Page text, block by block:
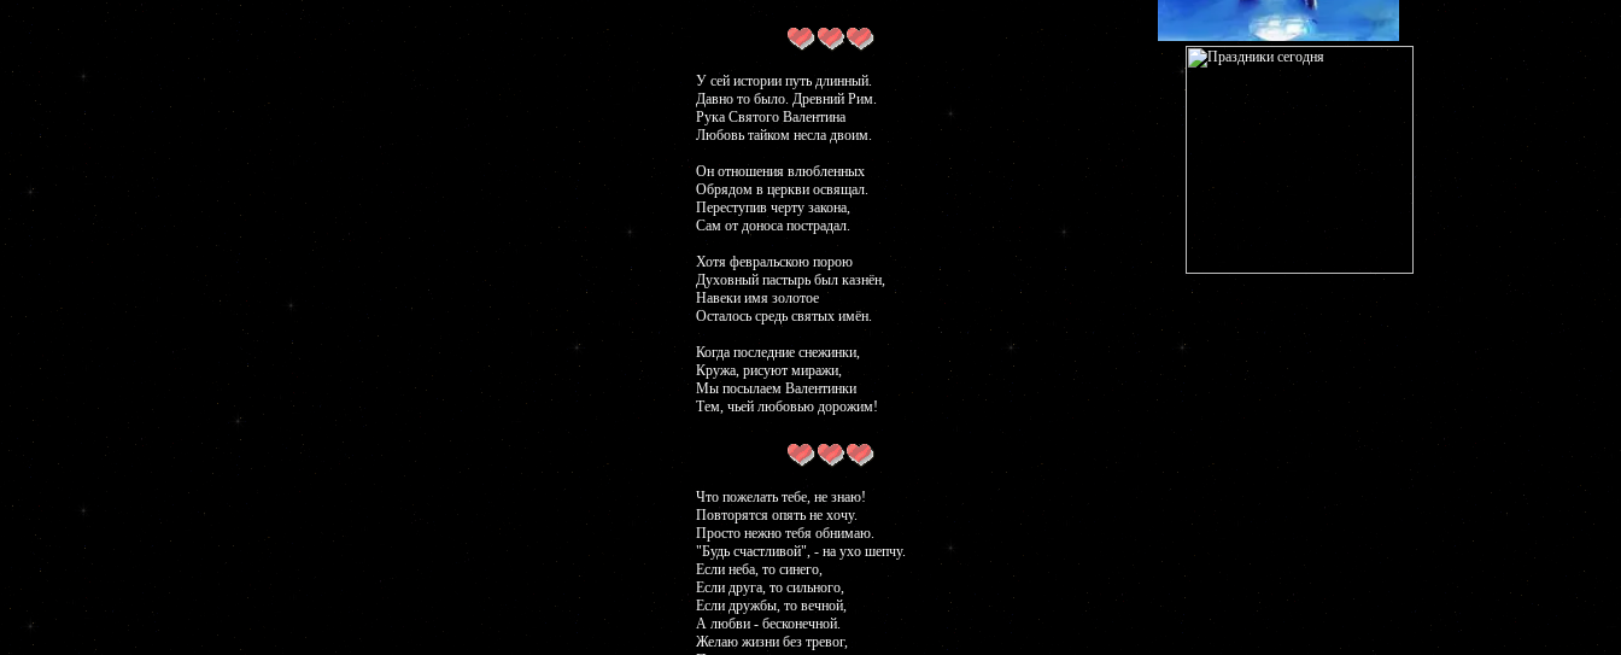
У сей истории путь длинный.
Давно то было. Древний Рим.
Рука Святого Валентина
Любовь тайком несла двоим.
Он отношения влюбленных
Обрядом в церкви освящал.
Переступив черту закона,
Сам от доноса пострадал.
Хотя февральскою порою
Духовный пастырь был казнён,
Навеки имя золотое
Осталось средь святых имён.
Когда последние снежинки,
Кружа, рисуют миражи,
Мы посылаем Валентинки
Тем, чьей любовью дорожим!
Что пожелать тебе, не знаю!
Повторятся опять не хочу.
Просто нежно тебя обнимаю.
"Будь счастливой", - на ухо шепчу.
Если неба, то синего,
Если друга, то сильного,
Если дружбы, то вечной,
А любви - бесконечной.
Желаю жизни без тревог,